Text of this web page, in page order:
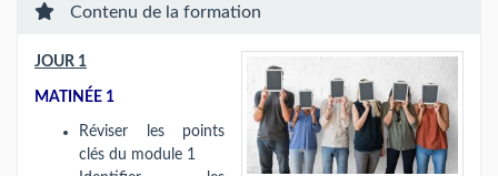
Contenu de la formation
JOUR 1
MATINÉE 1
Réviser les points
clés du module 1